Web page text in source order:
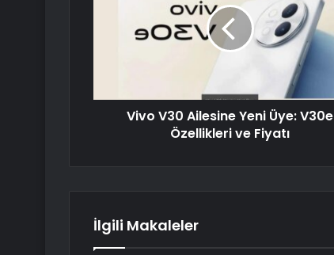
Vivo V30 Ailesine Yeni Üye: V30e
Özellikleri ve Fiyatı
İlgili Makaleler